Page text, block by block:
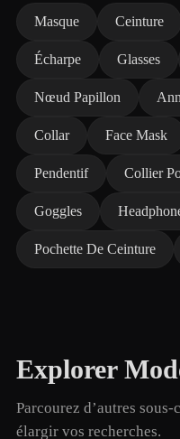
Masque Ceinture
Écharpe Glasses
Nœud Papillon
Collar Face Mask
Pendentif Collier
Goggles
Pochette De Ceinture
Explorer
Parcourez d’autres
élargir vos recherches.